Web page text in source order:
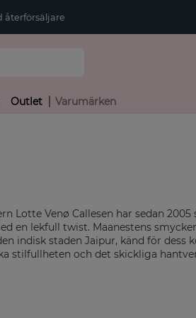
återförsäljare
Outlet Varumärken
Lotte Venø Callesen har sedan 2005
en lekfull twist. Maanestens
indisk staden Jaipur, känd för dess
stilfullheten och det skickliga
hud och saltvatten. Allt detta har